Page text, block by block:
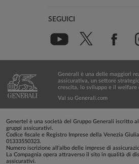
SEGUICI
Generali è una delle maggiori
assicurativa, un settore
crescita, lo sviluppo e il welfare
Vai su Generali.com
Genertel è una società del Gruppo Generali iscritto
gruppi assicurativi.
Codice fiscale e Registro Imprese della Venezia
01333550323.
Numero iscrizione all'albo delle imprese di
La Compagnia opera attraverso il sito in qualità di
assicurativi.